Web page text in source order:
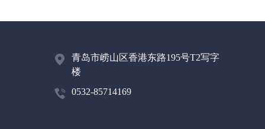
青岛市崂山区香港东路195号T2写字
楼
0532-85714169